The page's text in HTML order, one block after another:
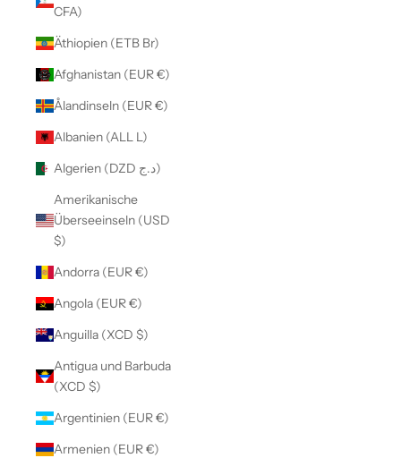
CFA)
Äthiopien (ETB Br)
Afghanistan (EUR €)
Ålandinseln (EUR €)
Albanien (ALL L)
Algerien (DZD د.ج)
Amerikanische
Überseeinseln (USD
$)
Andorra (EUR €)
Angola (EUR €)
Anguilla (XCD $)
Antigua und Barbuda
(XCD $)
Argentinien (EUR €)
Armenien (EUR €)